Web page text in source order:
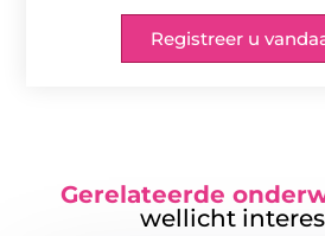
Registreer u
Gerelateerde
wellicht